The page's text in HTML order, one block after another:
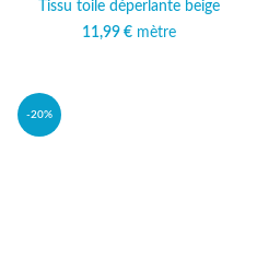
Tissu toile déperlante beige
11,99 € mètre
-20%